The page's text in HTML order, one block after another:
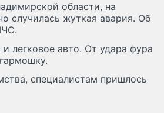
области, на
случилась жуткая авария. Об
легковое авто. От удара фура
специалистам пришлось